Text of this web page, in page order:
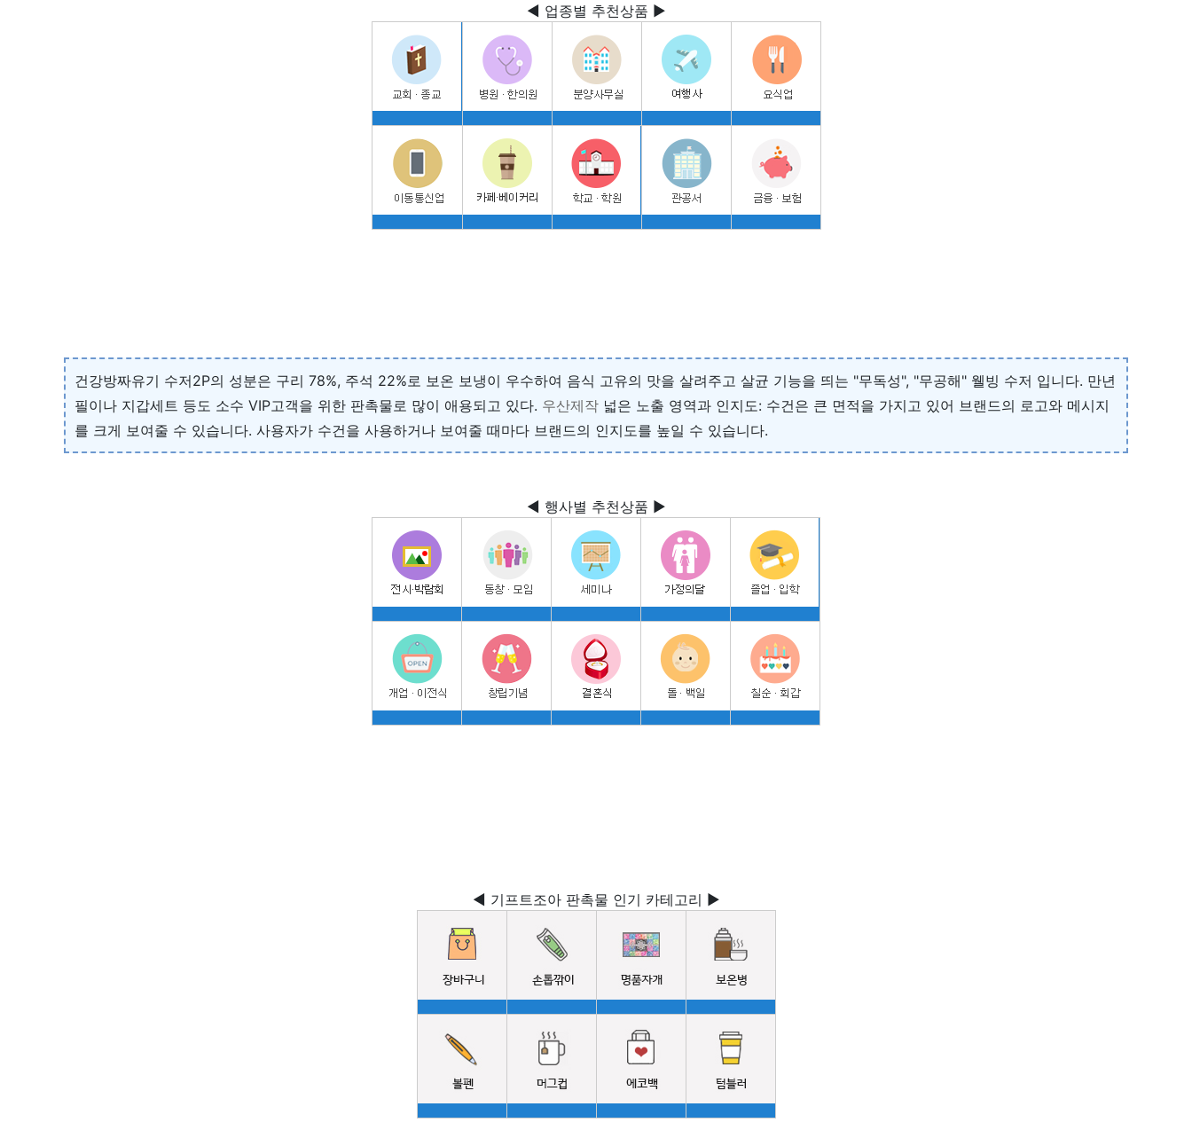
◀ 업종별 추천상품 ▶
건강방짜유기 수저2P의 성분은 구리 78%, 주석 22%로 보온 보냉이 우수하여 음식 고유의 맛을 살려주고 살균 기능을 띄는 "무독성", "무공해" 웰빙 수저 입니다. 만년
필이나 지갑세트 등도 소수 VIP고객을 위한 판촉물로 많이 애용되고 있다. 우산제작 넓은 노출 영역과 인지도: 수건은 큰 면적을 가지고 있어 브랜드의 로고와 메시지
를 크게 보여줄 수 있습니다. 사용자가 수건을 사용하거나 보여줄 때마다 브랜드의 인지도를 높일 수 있습니다.
◀ 행사별 추천상품 ▶
◀ 기프트조아 판촉물 인기 카테고리 ▶